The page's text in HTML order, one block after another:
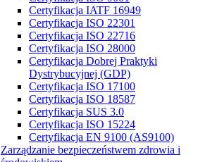
Certyfikacja IATF 16949
Certyfikacja ISO 22301
Certyfikacja ISO 22716
Certyfikacja ISO 28000
Certyfikacja Dobrej Praktyki
Dystrybucyjnej (GDP)
Certyfikacja ISO 17100
Certyfikacja ISO 18587
Certyfikacja SUS 3.0
Certyfikacja ISO 15224
Certyfikacja EN 9100 (AS9100)
Zarządzanie bezpieczeństwem zdrowia i